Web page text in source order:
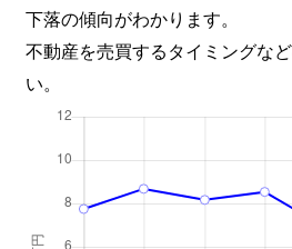
下落の傾向がわかります。
不動産を売買するタイミングな
い。